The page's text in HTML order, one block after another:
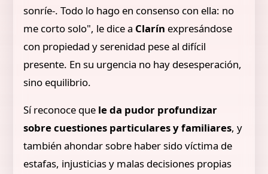
sonríe-. Todo lo hago en consenso con ella: no
me corto solo", le dice a Clarín expresándose
con propiedad y serenidad pese al difícil
presente. En su urgencia no hay desesperación,
sino equilibrio.
Sí reconoce que le da pudor profundizar
sobre cuestiones particulares y familiares, y
también ahondar sobre haber sido víctima de
estafas, injusticias y malas decisiones propias